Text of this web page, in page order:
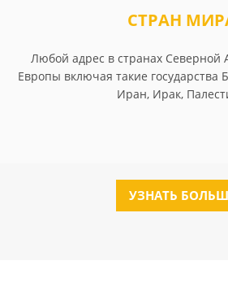
СТРАН
Любой адрес в странах Северной
Европы включая такие государства
Иран, Ирак,
УЗНАТЬ